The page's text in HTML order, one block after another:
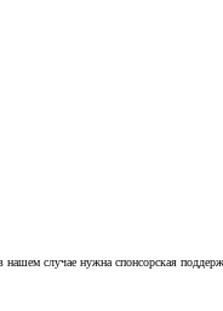
случае нужна спонсорская